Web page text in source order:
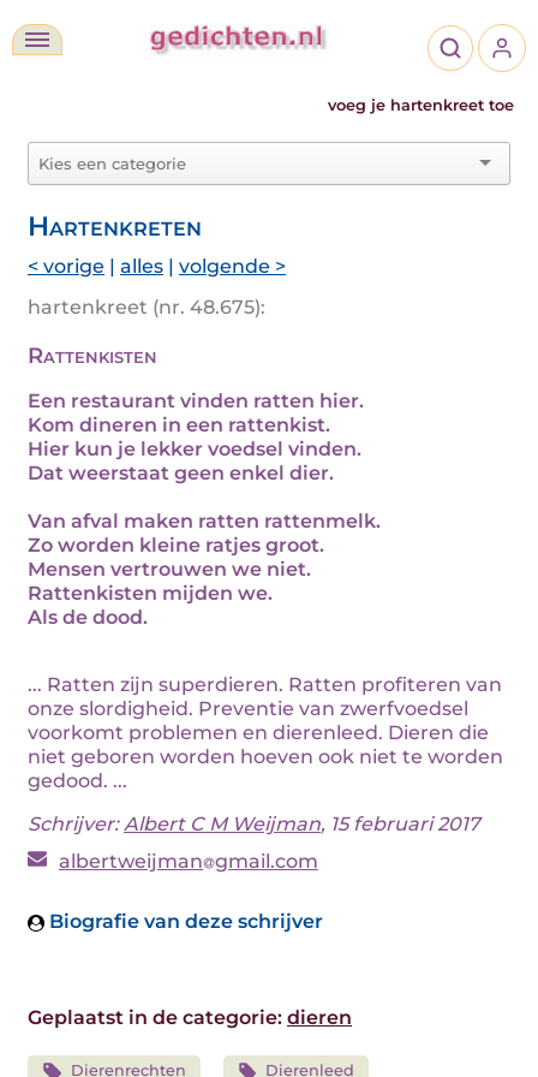
voeg je hartenkreet toe
Hartenkreten
< vorige | alles | volgende >
hartenkreet (nr. 48.675):
Rattenkisten
Een restaurant vinden ratten hier.
Kom dineren in een rattenkist.
Hier kun je lekker voedsel vinden.
Dat weerstaat geen enkel dier.
Van afval maken ratten rattenmelk.
Zo worden kleine ratjes groot.
Mensen vertrouwen we niet.
Rattenkisten mijden we.
Als de dood.
... Ratten zijn superdieren. Ratten profiteren van
onze slordigheid. Preventie van zwerfvoedsel
voorkomt problemen en dierenleed. Dieren die
niet geboren worden hoeven ook niet te worden
gedood. ...
Schrijver:Albert C M Weijman, 15 februari 2017
albertweijman gmail.com
Biografie van deze schrijver
Geplaatst in de categorie: dieren
Dierenrechten Dierenleed